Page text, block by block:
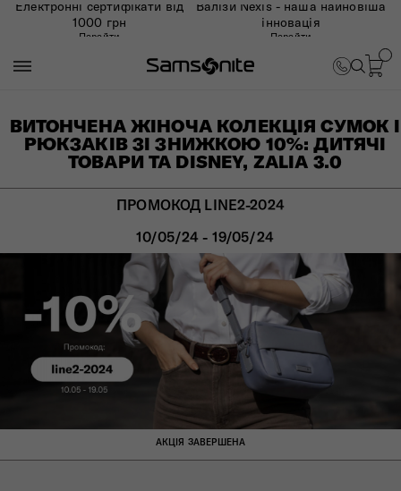
Електронні сертифікати від
1000 грн
Перейти
Валізи Nexis - наша найновіша
інновація
Перейти
ВИТОНЧЕНА ЖІНОЧА КОЛЕКЦІЯ СУМОК І
РЮКЗАКІВ ЗІ ЗНИЖКОЮ 10%: ДИТЯЧІ
ТОВАРИ ТА DISNEY, ZALIA 3.0
ПРОМОКОД LINE2-2024
10/05/24 - 19/05/24
АКЦІЯ ЗАВЕРШЕНА